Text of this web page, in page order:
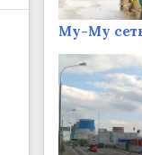
Му-Му